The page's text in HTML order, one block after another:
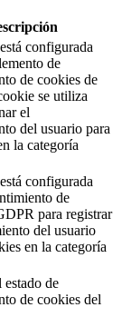
configurada
de
de cookies de
se utiliza
el
del usuario para
la categoría
configurada
de
para registrar
del usuario
en la categoría
estado de
de cookies del